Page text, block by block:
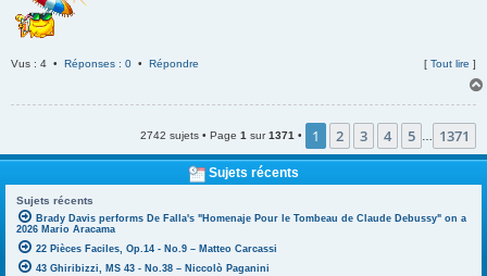
Vus : 4 • Réponses : 0 • Répondre [ Tout lire ]
2742 sujets • Page 1 sur1371 • 1 2 3 4 5 1371
Sujets récents
Sujets récents
Brady Davis performs De Falla's "Homenaje Pour le Tombeau de Claude Debussy" on a
2026 Mario Aracama
22 Pièces Faciles, Op.14 - No.9 – Matteo Carcassi
43 Ghiribizzi, MS 43 - No.38 – Niccolò Paganini